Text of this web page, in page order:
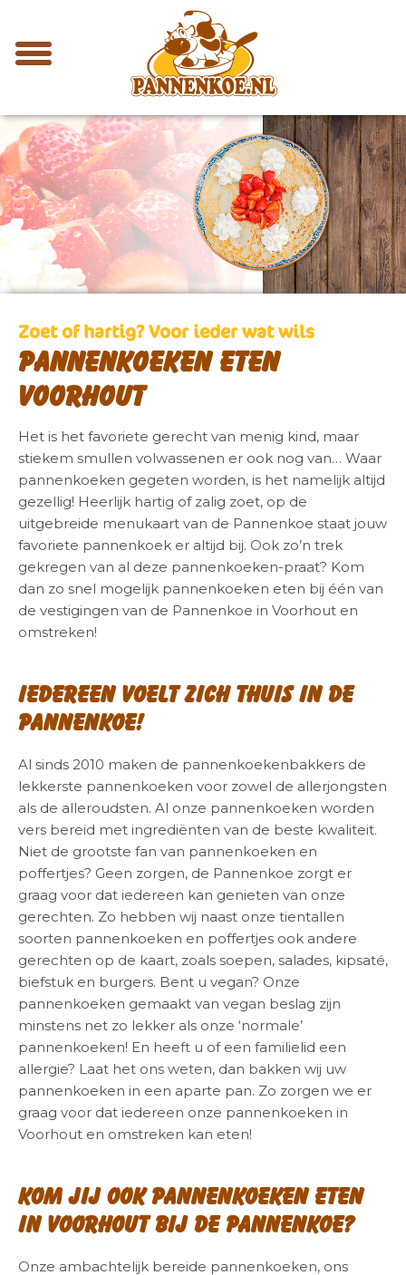
Zoet of hartig? Voor ieder wat wils
Pannenkoeken eten
Voorhout
Het is het favoriete gerecht van menig kind, maar
stiekem smullen volwassenen er ook nog van… Waar
pannenkoeken gegeten worden, is het namelijk altijd
gezellig! Heerlijk hartig of zalig zoet, op de
uitgebreide menukaart van de Pannenkoe staat jouw
favoriete pannenkoek er altijd bij. Ook zo’n trek
gekregen van al deze pannenkoeken-praat? Kom
dan zo snel mogelijk pannenkoeken eten bij één van
de vestigingen van de Pannenkoe in Voorhout en
omstreken!
Iedereen voelt zich thuis in de
Pannenkoe!
Al sinds 2010 maken de pannenkoekenbakkers de
lekkerste pannenkoeken voor zowel de allerjongsten
als de alleroudsten. Al onze pannenkoeken worden
vers bereid met ingrediënten van de beste kwaliteit.
Niet de grootste fan van pannenkoeken en
poffertjes? Geen zorgen, de Pannenkoe zorgt er
graag voor dat iedereen kan genieten van onze
gerechten. Zo hebben wij naast onze tientallen
soorten pannenkoeken en poffertjes ook andere
gerechten op de kaart, zoals soepen, salades, kipsaté,
biefstuk en burgers. Bent u vegan? Onze
pannenkoeken gemaakt van vegan beslag zijn
minstens net zo lekker als onze ‘normale’
pannenkoeken! En heeft u of een familielid een
allergie? Laat het ons weten, dan bakken wij uw
pannenkoeken in een aparte pan. Zo zorgen we er
graag voor dat iedereen onze pannenkoeken in
Voorhout en omstreken kan eten!
Kom jij ook pannenkoeken eten
in Voorhout bij de Pannenkoe?
Onze ambachtelijk bereide pannenkoeken, ons